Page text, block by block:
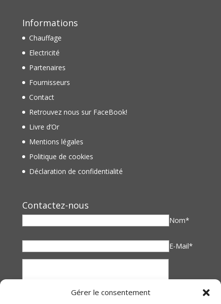
Gérer le consentement
Informations
Chauffage
Electricité
Partenaires
Fournisseurs
Contact
Retrouvez nous sur FaceBook!
Livre d’Or
Mentions légales
Politique de cookies
Déclaration de confidentialité
Contactez-nous
Nom*
E-Mail*